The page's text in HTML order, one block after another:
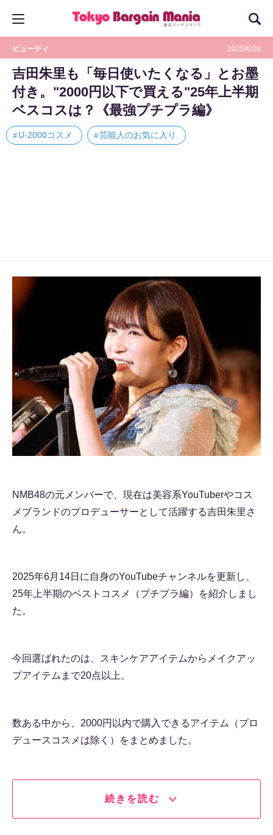
ビューティ 2025/6/28
吉田朱里も「毎日使いたくなる」とお墨
付き。"2000円以下で買える"25年上半期
ベスコスは？《最強プチプラ編》
U-2000コスメ 芸能人のお気に入り
NMB48の元メンバーで、現在は美容系YouTuberやコス
メブランドのプロデューサーとして活躍する吉田朱里さ
ん。
2025年6月14日に自身のYouTubeチャンネルを更新し、
25年上半期のベストコスメ（プチプラ編）を紹介しまし
た。
今回選ばれたのは、スキンケアアイテムからメイクアッ
プアイテムまで20点以上。
数ある中から、2000円以内で購入できるアイテム（プロ
デュースコスメは除く）をまとめました。
続きを読む